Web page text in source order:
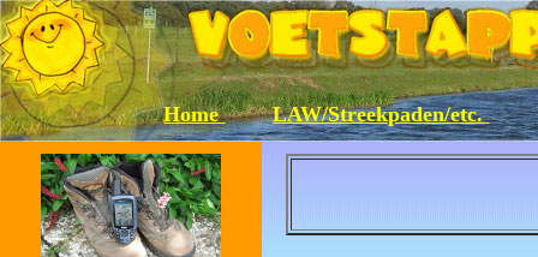
Home LAW/Streekpaden/etc.